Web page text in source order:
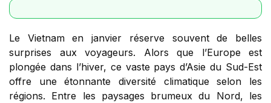
Le Vietnam en janvier réserve souvent de belles
surprises aux voyageurs. Alors que l’Europe est
plongée dans l’hiver, ce vaste pays d’Asie du Sud-Est
offre une étonnante diversité climatique selon les
régions. Entre les paysages brumeux du Nord, les